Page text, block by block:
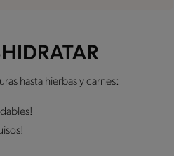
hasta hierbas y carnes: